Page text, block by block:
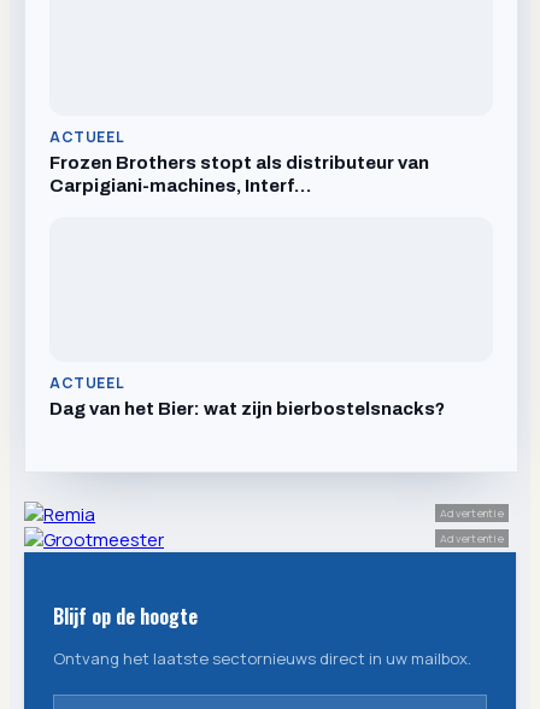
ACTUEEL
Frozen Brothers stopt als distributeur van
Carpigiani-machines, Interf…
ACTUEEL
Dag van het Bier: wat zijn bierbostelsnacks?
Advertentie
Advertentie
Blijf op de hoogte
Ontvang het laatste sectornieuws direct in uw mailbox.